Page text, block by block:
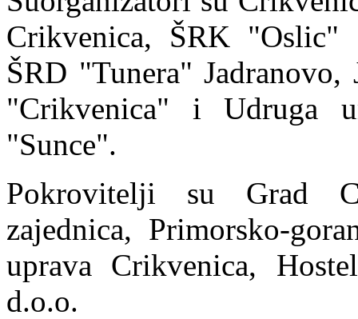
Crikvenica, ŠRK "Oslic"
ŠRD "Tunera"
"Crikvenica" i Udruga
"Sunce".
Pokrovitelji su Grad
zajednica, Primorsko-
uprava Crikvenica,
d.o.o.